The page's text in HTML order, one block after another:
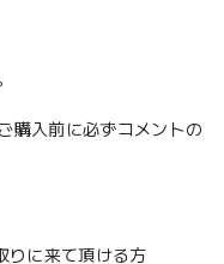
購入前に必ずコメントの
りに来て頂ける方